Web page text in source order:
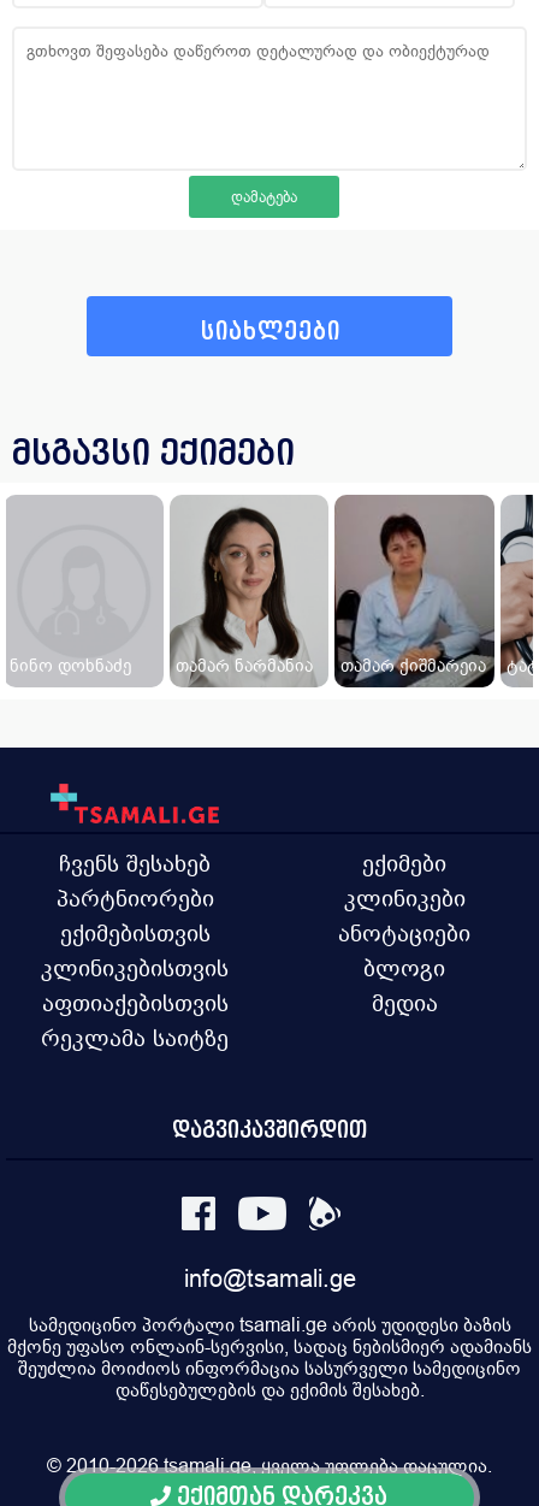
ექიმთან დარეკვა
სიახლეები
მსგავსი ექიმები
ნინო დოხნაძე თამარ ნარმანია თამარ ქიშმარეია
ჩვენს შესახებ
პარტნიორები
ექიმებისთვის
კლინიკებისთვის
აფთიაქებისთვის
რეკლამა საიტზე
ექიმები
კლინიკები
ანოტაციები
ბლოგი
მედია
დაგვიკავშირდით
info@tsamali.ge
სამედიცინო პორტალი tsamali.ge არის უდიდესი ბაზის
მქონე უფასო ონლაინ-სერვისი, სადაც ნებისმიერ ადამიანს
შეუძლია მოიძიოს ინფორმაცია სასურველი სამედიცინო
დაწესებულების და ექიმის შესახებ.
© 2010-2026 tsamali.ge, ყველა უფლება დაცულია.